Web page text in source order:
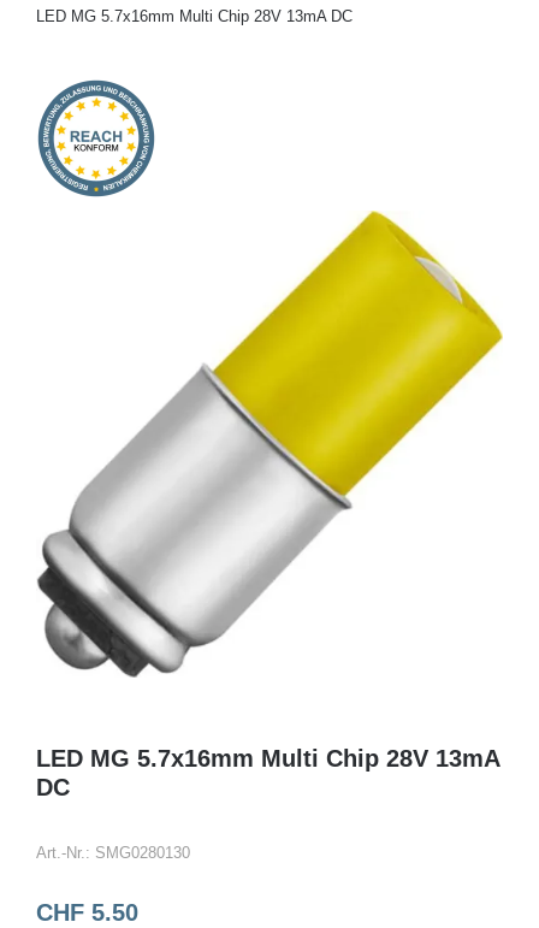
Kontakt
LED MG 5.7x16mm Multi Chip 28V 13mA DC
LED MG 5.7x16mm Multi Chip 28V 13mA
DC
Art.-Nr.: SMG0280130
CHF5.50